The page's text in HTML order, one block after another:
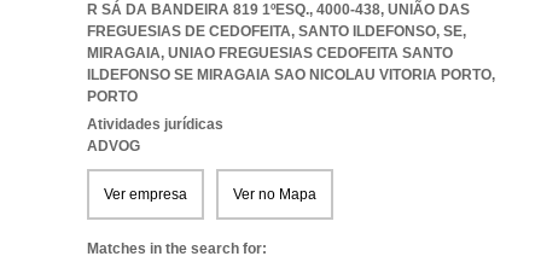
R SÁ DA BANDEIRA 819 1ºESQ., 4000-438, UNIÃO DAS
FREGUESIAS DE CEDOFEITA, SANTO ILDEFONSO, SE,
MIRAGAIA, UNIAO FREGUESIAS CEDOFEITA SANTO
ILDEFONSO SE MIRAGAIA SAO NICOLAU VITORIA PORTO,
PORTO
Atividades jurídicas
ADVOG
Ver empresa Ver no Mapa
Matches in the search for: